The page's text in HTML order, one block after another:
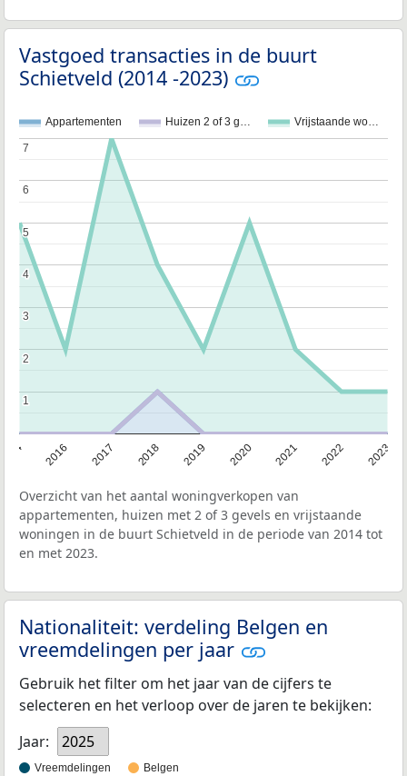
Vastgoed transacties in de buurt
Schietveld (2014 -2023)
Appartementen Huizen 2 of 3 g… Vrijstaande wo…
2016 2017 2018 2019 2020 2021 2022 2023
1
1
2
2
3
3
4
4
5
5
6
6
7
7
Overzicht van het aantal woningverkopen van
appartementen, huizen met 2 of 3 gevels en vrijstaande
woningen in de buurt Schietveld in de periode van 2014 tot
en met 2023.
Nationaliteit: verdeling Belgen en
vreemdelingen per jaar
Gebruik het filter om het jaar van de cijfers te
selecteren en het verloop over de jaren te bekijken:
Jaar:
2025
Vreemdelingen Belgen